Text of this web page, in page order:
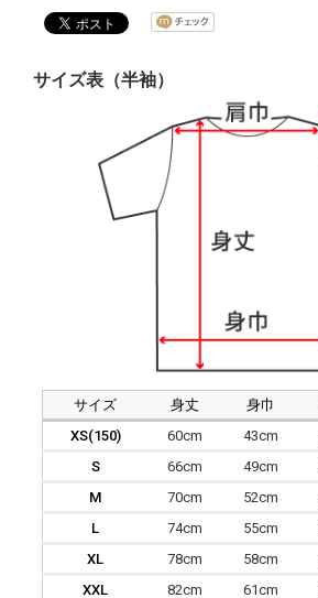
サイズ表（半袖）
サイズ 身丈 身巾
XS(150)
60cm 43cm
S
66cm 49cm
M
70cm 52cm
L
74cm 55cm
XL
78cm 58cm
XXL
82cm 61cm